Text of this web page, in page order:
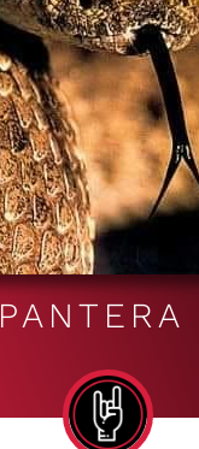
PANTERA